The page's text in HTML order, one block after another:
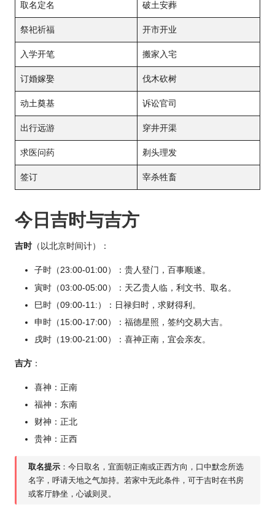
取名定名 破土安葬
祭祀祈福 开市开业
入学开笔 搬家入宅
订婚嫁娶 伐木砍树
动土奠基 诉讼官司
出行远游 穿井开渠
求医问药 剃头理发
签订 宰杀牲畜
今日吉时与吉方
吉时 （以北京时间计）：
子时（23:00-01:00）：贵人登门，百事顺遂。
寅时（03:00-05:00）：天乙贵人临，利文书、取名。
巳时（09:00-11:）：日禄归时，求财得利。
申时（15:00-17:00）：福德星照，签约交易大吉。
戌时（19:00-21:00）：喜神正南，宜会亲友。
吉方 ：
喜神：正南
福神：东南
财神：正北
贵神：正西
取名提示 ：今日取名，宜面朝正南或正西方向，口中默念所选
名字，呼请天地之气加持。若家中无此条件，可于吉时在书房
或客厅静坐，心诚则灵。